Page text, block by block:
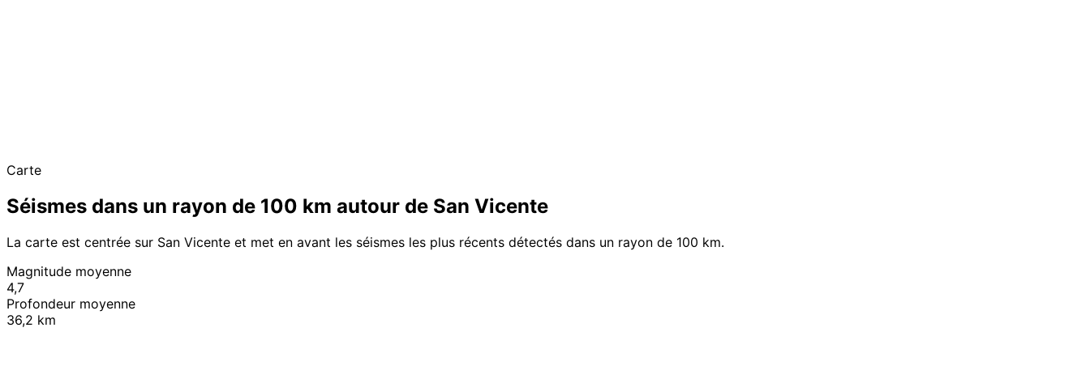
Carte
Séismes dans un rayon de 100 km autour de San Vicente
La carte est centrée sur San Vicente et met en avant les séismes les plus récents détectés dans un rayon de 100 km.
Magnitude moyenne
4,7
Profondeur moyenne
36,2 km